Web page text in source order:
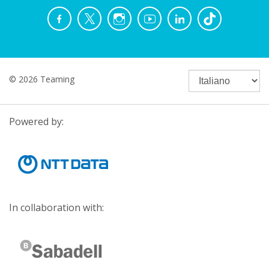
© 2026 Teaming
Powered by:
In collaboration with: